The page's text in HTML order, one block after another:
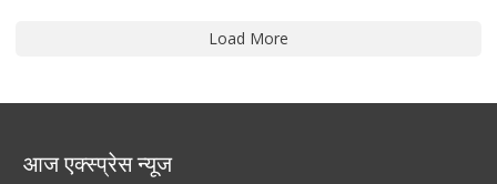
Load More
आज एक्स्प्रेस न्यूज